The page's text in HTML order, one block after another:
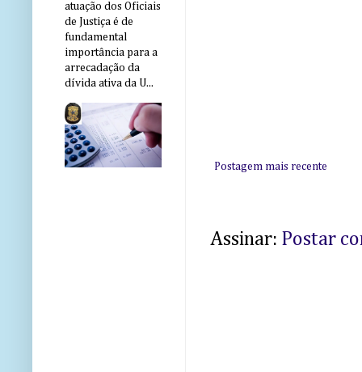
Postagem mais recente
Assinar: Postar
atuação dos Oficiais
de Justiça é de
fundamental
importância para a
arrecadação da
dívida ativa da U...